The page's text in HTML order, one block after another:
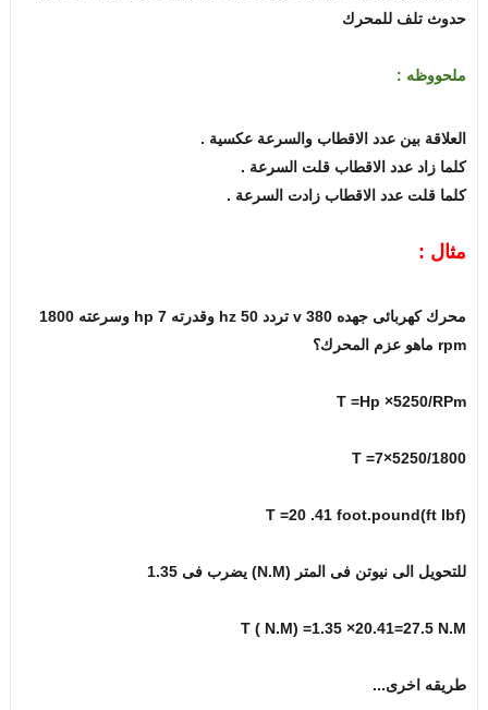
حدوث تلف للمحرك
ملحووظه :
العلاقة بين عدد الاقطاب والسرعة عكسية .
كلما زاد عدد الاقطاب قلت السرعة .
كلما قلت عدد الاقطاب زادت السرعة .
مثال :
محرك كهربائى جهده 380 v تردد 50 hz وقدرته 7 hp وسرعته 1800
rpm ماهو عزم المحرك؟
T =Hp ×5250/RPm
T =7×5250/1800
(T =20 .41 foot.pound(ft lbf
للتحويل الى نيوتن فى المتر (N.M) يضرب فى 1.35
T ( N.M) =1.35 ×20.41=27.5 N.M
طريقه اخرى...